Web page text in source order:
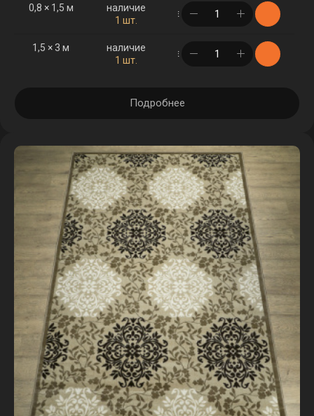
0,8 × 1,5 м
наличие
1 шт.
в корзине
1,5 × 3 м
наличие
1 шт.
в корзине
Подробнее